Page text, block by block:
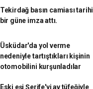
Tekirdağ basın camiası tarihi
bir güne imza attı.
Üsküdar'da yol verme
nedeniyle tartıştıkları kişinin
otomobilini kurşunladılar
Eski eşi Şerife'yi av tüfeğiyle